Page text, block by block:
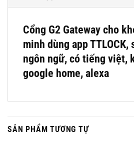
Cổng G2 Gateway cho
minh dùng app TTLOCK,
ngôn ngữ, có tiếng việt,
google home, alexa
SẢN PHẨM TƯƠNG TỰ